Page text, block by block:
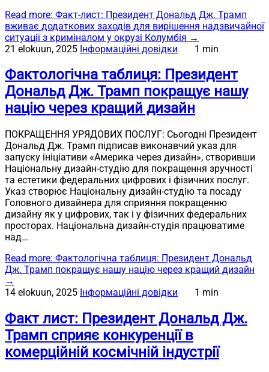
Read more: Факт-лист: Президент Дональд Дж. Трамп
вживає додаткових заходів для вирішення надзвичайної
ситуації з криміналом у окрузі Колумбія →
21 elokuun, 2025 Інформаційні довідки 1 min
Фактологічна таблиця: Президент
Дональд Дж. Трамп покращує нашу
націю через кращий дизайн
ПОКРАЩЕННЯ УРЯДОВИХ ПОСЛУГ: Сьогодні Президент
Дональд Дж. Трамп підписав виконавчий указ для
запуску ініціативи «Америка через дизайн», створивши
Національну дизайн-студію для покращення зручності
та естетики федеральних цифрових і фізичних послуг.
Указ створює Національну дизайн-студію та посаду
Головного дизайнера для сприяння покращенню
дизайну як у цифрових, так і у фізичних федеральних
просторах. Національна дизайн-студія працюватиме
над…
Read more: Фактологічна таблиця: Президент Дональд
Дж. Трамп покращує нашу націю через кращий дизайн
→
14 elokuun, 2025 Інформаційні довідки 1 min
Факт лист: Президент Дональд Дж.
Трамп сприяє конкуренції в
комерційній космічній індустрії